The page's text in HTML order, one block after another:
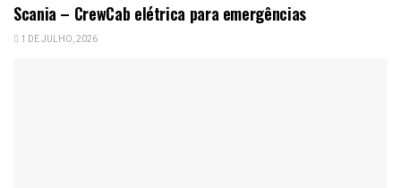
Scania – CrewCab elétrica para emergências
1 DE JULHO, 2026